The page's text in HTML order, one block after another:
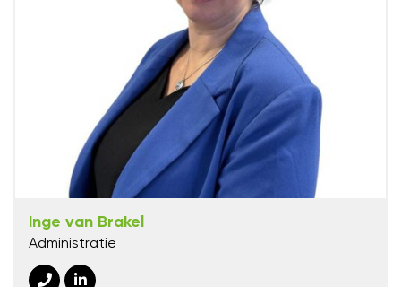
Inge van Brakel
Administratie